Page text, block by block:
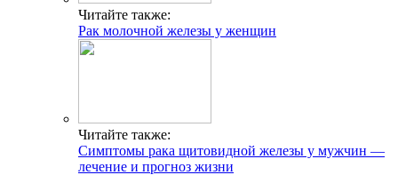
Читайте также:
Рак молочной железы у женщин
Читайте также:
Симптомы рака щитовидной железы у мужчин —
лечение и прогноз жизни